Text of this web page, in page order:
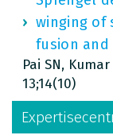
winging of
fusion
Pai SN,
13;14(10)